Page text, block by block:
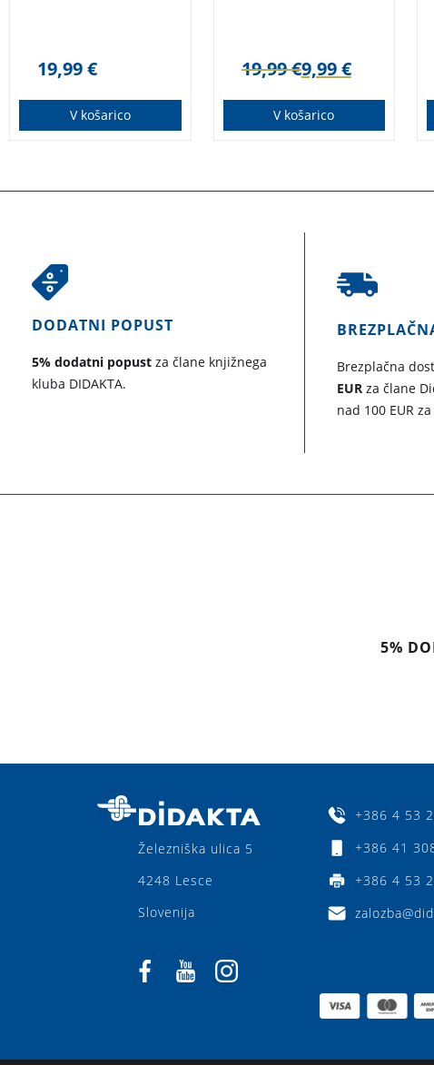
19,99€
V košarico
19,99€9,99€
V košarico
DODATNI POPUST
5% dodatni popust za člane knjižnega
kluba DIDAKTA.
Brezplačna
EUR za člane
nad 100 EUR
5%
Železniška ulica 5
4248 Lesce
Slovenija
+386 4 53
+386 41
+386 4 53